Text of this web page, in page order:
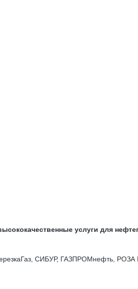
услуги для
СИБУР, ГАЗПРОМнефть,